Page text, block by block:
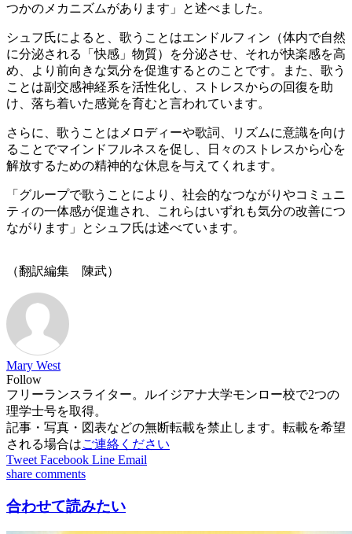
つかのメカニズムがあります」と述べました。
シュフ氏によると、歌うことはエンドルフィン（体内で自然
に分泌される「快感」物質）を分泌させ、それが快楽感を高
め、より前向きな気分を促進するとのことです。また、歌う
ことは副交感神経系を活性化し、ストレスからの回復を助
け、落ち着いた感覚を育むと言われています。
さらに、歌うことはメロディーや歌詞、リズムに意識を向け
ることでマインドフルネスを促し、日々のストレスから心を
解放するための精神的な休息を与えてくれます。
「グループで歌うことにより、社会的なつながりやコミュニ
ティの一体感が促進され、これらはいずれも気分の改善につ
ながります」とシュフ氏は述べています。
（翻訳編集 陳武）
Mary West
Follow
フリーランスライター。ルイジアナ大学モンロー校で2つの
理学士号を取得。
記事・写真・図表などの無断転載を禁止します。転載を希望
される場合はご連絡ください
Tweet Facebook Line Email
share comments
合わせて読みたい